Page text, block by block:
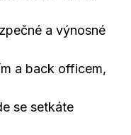
a výnosné
a back officem,
se setkáte